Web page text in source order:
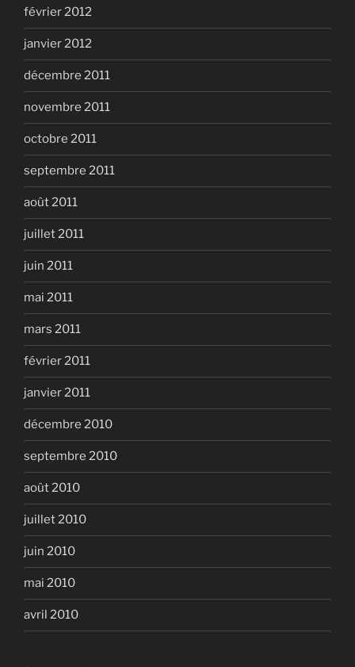
février 2012
janvier 2012
décembre 2011
novembre 2011
octobre 2011
septembre 2011
août 2011
juillet 2011
juin 2011
mai 2011
mars 2011
février 2011
janvier 2011
décembre 2010
septembre 2010
août 2010
juillet 2010
juin 2010
mai 2010
avril 2010